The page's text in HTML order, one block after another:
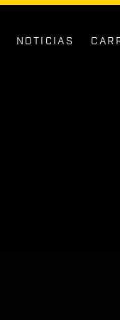
NOTICIAS